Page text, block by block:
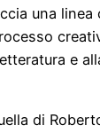
una linea
e
di